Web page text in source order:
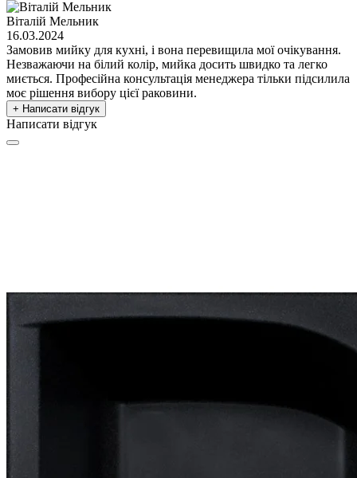
Віталій Мельник
16.03.2024
Замовив мийку для кухні, і вона перевищила мої очікування.
Незважаючи на білий колір, мийка досить швидко та легко
миється. Професійна консультація менеджера тільки підсилила
моє рішення вибору цієї раковини.
+ Написати відгук
Написати відгук